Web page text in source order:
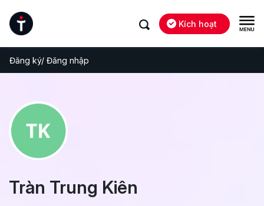
Kích hoạt
Đăng ký/ Đăng nhập
Tràn Trung Kiên